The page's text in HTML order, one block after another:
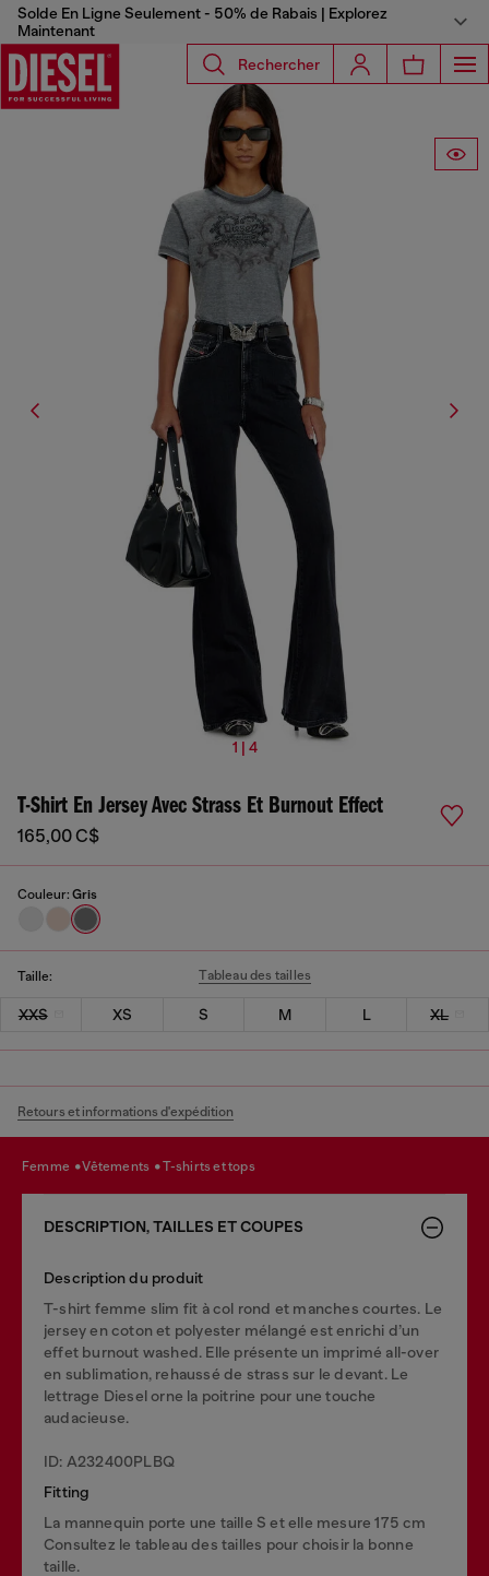
Solde En Ligne Seulement - 50% de Rabais | Explorez
Maintenant
Rechercher
1 | 4
T-Shirt En Jersey Avec Strass Et Burnout Effect
165,00 C$
Couleur: Gris
Taille: Tableau des tailles
XXS XS S M L XL
Retours et informations d'expédition
femme vêtements t-shirts et tops
DESCRIPTION, TAILLES ET COUPES
Description du produit
T-shirt femme slim fit à col rond et manches courtes. Le
jersey en coton et polyester mélangé est enrichi d’un
effet burnout washed. Elle présente un imprimé all-over
en sublimation, rehaussé de strass sur le devant. Le
lettrage Diesel orne la poitrine pour une touche
audacieuse.
ID: A232400PLBQ
Fitting
La mannequin porte une taille S et elle mesure 175 cm
Consultez le tableau des tailles pour choisir la bonne
taille.